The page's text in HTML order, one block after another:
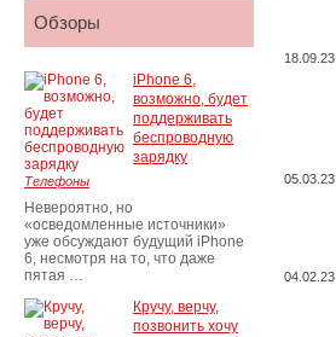
18.09.23
05.03.23
04.02.23
Обзоры
iPhone 6,
возможно, будет
поддерживать
беспроводную
зарядку
Телефоны
Невероятно, но
«осведомленные источники»
уже обсуждают будущий iPhone
6, несмотря на то, что даже
пятая …
Кручу, верчу,
позвонить хочу